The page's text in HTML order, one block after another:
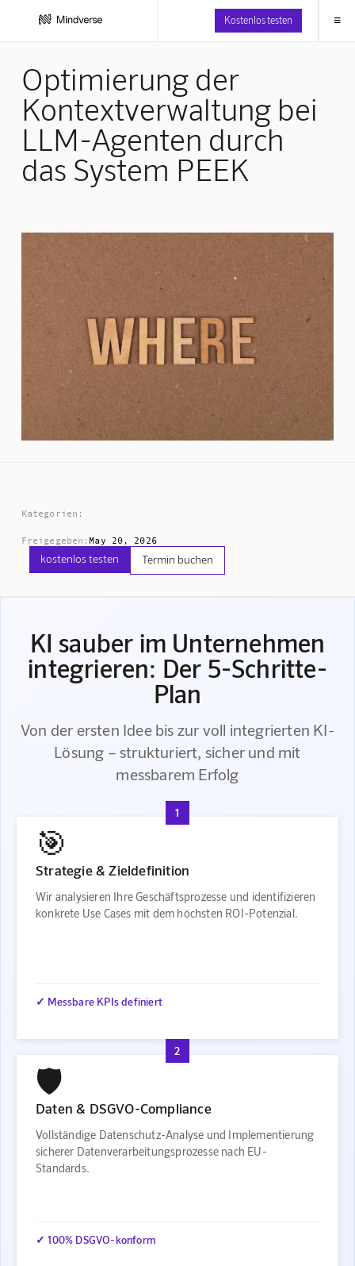
Kostenlos testen ≡
Optimierung der
Kontextverwaltung bei
LLM-Agenten durch
das System PEEK
Kategorien:
Freigegeben: May 20, 2026
kostenlos testen Termin buchen
KI sauber im Unternehmen
integrieren: Der 5-Schritte-
Plan
Von der ersten Idee bis zur voll integrierten KI-
Lösung – strukturiert, sicher und mit
messbarem Erfolg
1
🎯
Strategie & Zieldefinition
Wir analysieren Ihre Geschäftsprozesse und identifizieren
konkrete Use Cases mit dem höchsten ROI-Potenzial.
✓ Messbare KPIs definiert
2
🛡️
Daten & DSGVO-Compliance
Vollständige Datenschutz-Analyse und Implementierung
sicherer Datenverarbeitungsprozesse nach EU-
Standards.
✓ 100% DSGVO-konform